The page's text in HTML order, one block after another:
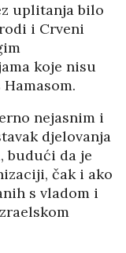
uplitanja bilo
i Crveni
koje nisu
nejasnim i
djelovanja
budući da je
čak i ako
s vladom i